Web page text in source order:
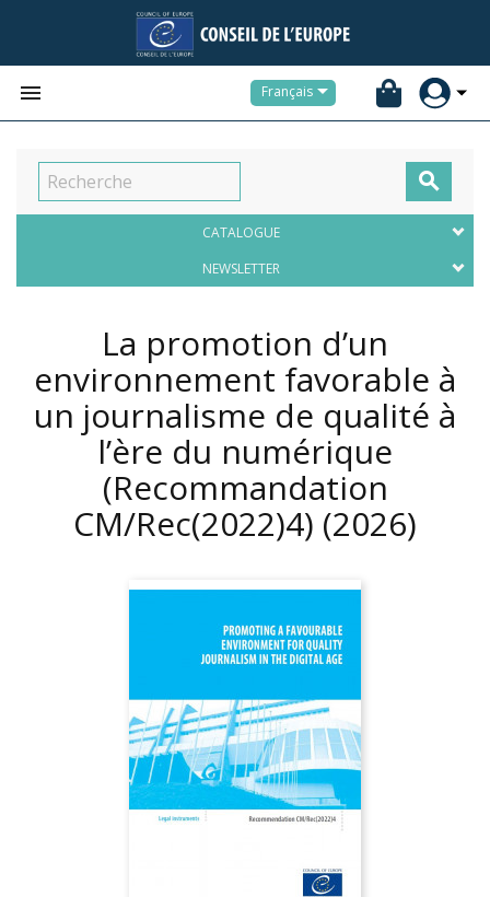
 Français

CATALOGUE
NEWSLETTER
La promotion d’un
environnement favorable à
un journalisme de qualité à
l’ère du numérique
(Recommandation
CM/Rec(2022)4) (2026)